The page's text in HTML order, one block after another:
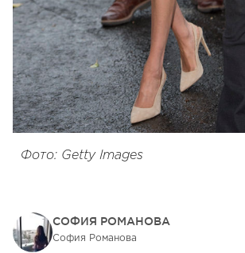
Фото: Getty Images
СОФИЯ РОМАНОВА
София Романова